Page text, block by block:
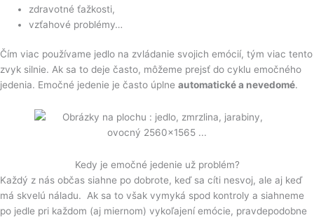
zdravotné ťažkosti,
vzťahové problémy…
Čím viac používame jedlo na zvládanie svojich emócií, tým viac tento
zvyk silnie. Ak sa to deje často, môžeme prejsť do cyklu emočného
jedenia. Emočné jedenie je často úplne automatické a nevedomé.
Kedy je emočné jedenie už problém?
Každý z nás občas siahne po dobrote, keď sa cíti nesvoj, ale aj keď
má skvelú náladu. Ak sa to však vymyká spod kontroly a siahneme
po jedle pri každom (aj miernom) vykoľajení emócie, pravdepodobne